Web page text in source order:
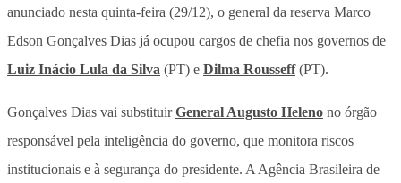
anunciado nesta quinta-feira (29/12), o general da reserva Marco
Edson Gonçalves Dias já ocupou cargos de chefia nos governos de
Luiz Inácio Lula da Silva (PT) e Dilma Rousseff(PT).
Gonçalves Dias vai substituirGeneral Augusto Heleno no órgão
responsável pela inteligência do governo, que monitora riscos
institucionais e à segurança do presidente. A Agência Brasileira de